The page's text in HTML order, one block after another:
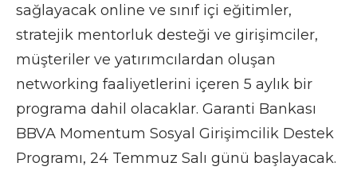
sağlayacak online ve sınıf içi eğitimler,
stratejik mentorluk desteği ve girişimciler,
müşteriler ve yatırımcılardan oluşan
networking faaliyetlerini içeren 5 aylık bir
programa dahil olacaklar. Garanti Bankası
BBVA Momentum Sosyal Girişimcilik Destek
Programı, 24 Temmuz Salı günü başlayacak.